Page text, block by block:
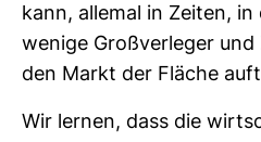
kann, allemal in Zeiten,
wenige Groß­ver­leger und
den Markt der Fläche
Wir lernen, dass die